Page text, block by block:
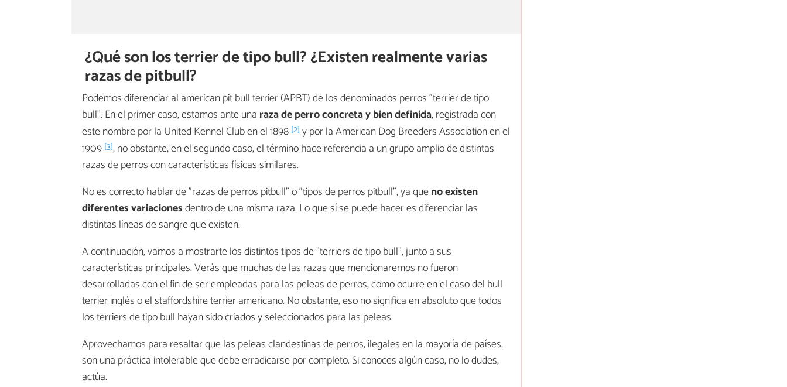
¿Qué son los terrier de tipo bull? ¿Existen realmente varias
razas de pitbull?
Podemos diferenciar al american pit bull terrier (APBT) de los denominados perros "terrier de tipo
bull". En el primer caso, estamos ante una raza de perro concreta y bien definida, registrada con
este nombre por la United Kennel Club en el 1898 [2] y por la American Dog Breeders Association en el
1909 [3], no obstante, en el segundo caso, el término hace referencia a un grupo amplio de distintas
razas de perros con características físicas similares.
No es correcto hablar de "razas de perros pitbull" o "tipos de perros pitbull", ya queno existen
diferentes variacionesdentro de una misma raza. Lo que sí se puede hacer es diferenciar las
distintas líneas de sangre que existen.
A continuación, vamos a mostrarte los distintos tipos de "terriers de tipo bull", junto a sus
características principales. Verás que muchas de las razas que mencionaremos no fueron
desarrolladas con el fin de ser empleadas para las peleas de perros, como ocurre en el caso del bull
terrier inglés o el staffordshire terrier americano. No obstante, eso no significa en absoluto que todos
los terriers de tipo bull hayan sido criados y seleccionados para las peleas.
Aprovechamos para resaltar que las peleas clandestinas de perros, ilegales en la mayoría de países,
son una práctica intolerable que debe erradicarse por completo. Si conoces algún caso, no lo dudes,
actúa.